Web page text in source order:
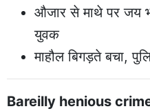
औजार से माथे पर जय
युवक
माहौल बिगड़ते बचा,
Bareilly henious